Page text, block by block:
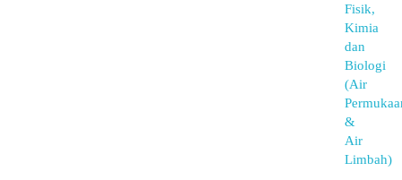
Fisik,
Kimia
dan
Biologi
(Air
&
Air
Limbah)